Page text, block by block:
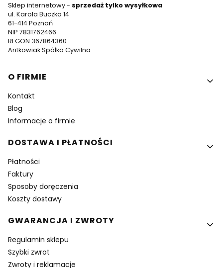
Sklep internetowy - sprzedaż tylko wysyłkowa
ul. Karola Buczka 14
61-414 Poznań
NIP 7831762466
REGON 367864360
Antkowiak Spółka Cywilna
Linki w stopce
O FIRMIE
Kontakt
Blog
Informacje o firmie
DOSTAWA I PŁATNOŚCI
Płatności
Faktury
Sposoby doręczenia
Koszty dostawy
GWARANCJA I ZWROTY
Regulamin sklepu
Szybki zwrot
Zwroty i reklamacje